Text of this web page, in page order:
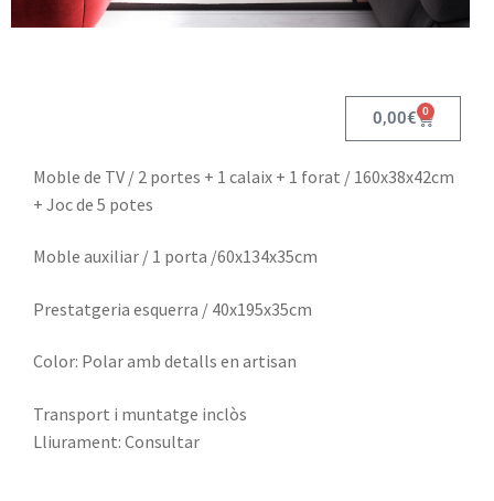
0,00€ 0
Moble de TV / 2 portes + 1 calaix + 1 forat / 160x38x42cm
+ Joc de 5 potes
Moble auxiliar / 1 porta /60x134x35cm
Prestatgeria esquerra / 40x195x35cm
Color: Polar amb detalls en artisan
Transport i muntatge inclòs
Lliurament: Consultar